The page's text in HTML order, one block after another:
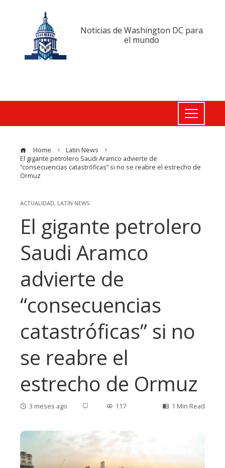
Noticias de Washington DC para
el mundo
Home
Latin News
El gigante petrolero Saudi Aramco advierte de
“consecuencias catastróficas” si no se reabre el estrecho de
Ormuz
ACTUALIDAD, LATIN NEWS
El gigante petrolero
Saudi Aramco
advierte de
“consecuencias
catastróficas” si no
se reabre el
estrecho de Ormuz
3 meses ago 117 1 Min Read